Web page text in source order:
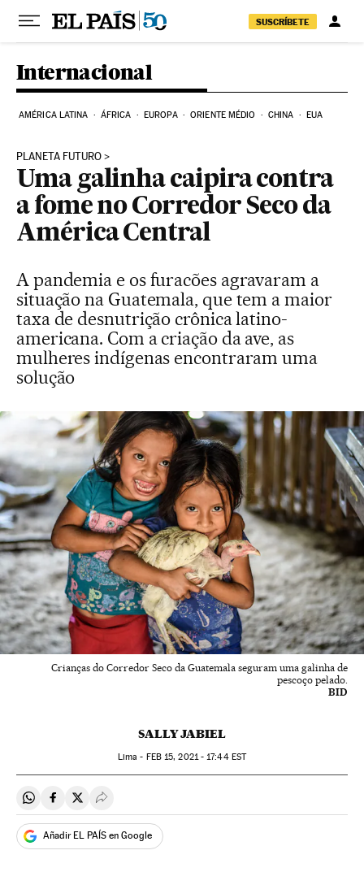
Pular para o conteúdo
SUSCRÍBETE
Internacional
AMÉRICA LATINA ÁFRICA EUROPA ORIENTE MÉDIO CHINA EUA
PLANETA FUTURO
Uma galinha caipira contra
a fome no Corredor Seco da
América Central
A pandemia e os furacões agravaram a
situação na Guatemala, que tem a maior
taxa de desnutrição crônica latino-
americana. Com a criação da ave, as
mulheres indígenas encontraram uma
solução
Crianças do Corredor Seco da Guatemala seguram uma galinha de
pescoço pelado.
BID
SALLY JABIEL
Lima - FEB15, 2021 - 17:44EST
Compartir en Whatsapp
Compartir en Facebook
Compartir en Twitter
Desplegar Redes Sociales
Añadir EL PAÍS en Google